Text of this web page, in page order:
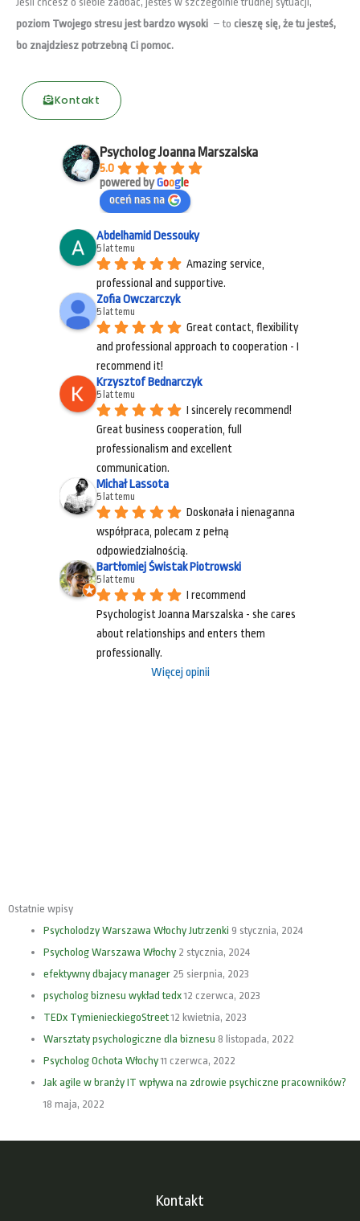
poziom Twojego stresu jest bardzo wysoki – to cieszę się, że tu jesteś,
bo znajdziesz potrzebną Ci pomoc.
Kontakt
Psycholog Joanna Marszalska
5.0
powered byGooge
oceń nas na
Abdelhamid Dessouky
5 lat temu
Amazing service,
professional and supportive.
Zofia Owczarczyk
5 lat temu
Great contact, flexibility
and professional approach to cooperation - I
recommend it!
Krzysztof Bednarczyk
5 lat temu
I sincerely recommend!
Great business cooperation, full
professionalism and excellent
communication.
Michał Lassota
5 lat temu
Doskonała i nienaganna
współpraca, polecam z pełną
odpowiedzialnością.
Bartłomiej Świstak Piotrowski
5 lat temu
I recommend
Psychologist Joanna Marszalska - she cares
about relationships and enters them
professionally.
Więcej opinii
Ostatnie wpisy
Psycholodzy Warszawa Włochy Jutrzenki 9 stycznia, 2024
Psycholog Warszawa Włochy 2 stycznia, 2024
efektywny dbajacy manager 25 sierpnia, 2023
psycholog biznesu wykład tedx 12 czerwca, 2023
TEDx TymienieckiegoStreet 12 kwietnia, 2023
Warsztaty psychologiczne dla biznesu 8 listopada, 2022
Psycholog Ochota Włochy 11 czerwca, 2022
Jak agile w branży IT wpływa na zdrowie psychiczne pracowników?
18 maja, 2022
Kontakt